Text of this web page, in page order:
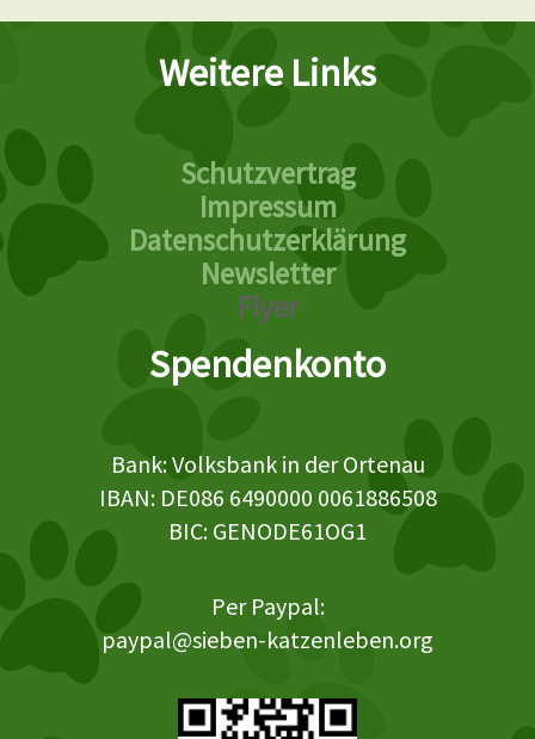
Weitere Links
Schutzvertrag
Impressum
Datenschutzerklärung
Newsletter
Flyer
Spendenkonto
Bank: Volksbank in der Ortenau
IBAN: DE086 6490000 0061886508
BIC: GENODE61OG1
Per Paypal:
paypal@sieben-katzenleben.org